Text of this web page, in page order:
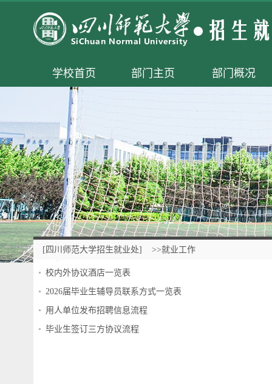
学校首页 部门主页 部门概况
[四川师范大学招生就业处] >>就业工作
校内外协议酒店一览表
2026届毕业生辅导员联系方式一览表
用人单位发布招聘信息流程
毕业生签订三方协议流程